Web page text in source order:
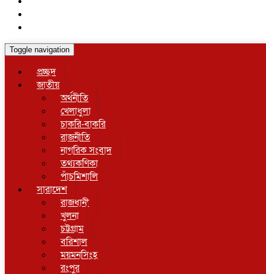
Toggle navigation
প্রচ্ছদ
জাতীয়
অর্থনীতি
খেলাধুলা
চাকরি-বাকরি
রাজনীতি
নাগরিক সংবাদ
তথ্যকণিকা
পাঁচমিশালি
সারাদেশ
রাজধানী
খুলনা
চট্টগ্রাম
বরিশাল
ময়মনসিংহ
রংপুর